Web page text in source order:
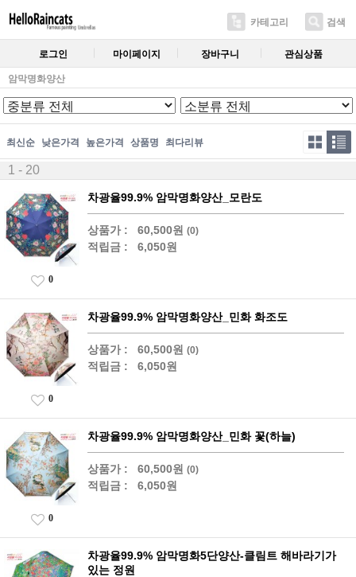
카테고리 검색
로그인 마이페이지 장바구니 관심상품
암막명화양산
최신순 낮은가격 높은가격 상품명 최다리뷰
1 - 20
차광율99.9% 암막명화양산_모란도
상품가 : 60,500원 (0)
적립금 : 6,050원
0
차광율99.9% 암막명화양산_민화 화조도
상품가 : 60,500원 (0)
적립금 : 6,050원
0
차광율99.9% 암막명화양산_민화 꽃(하늘)
상품가 : 60,500원 (0)
적립금 : 6,050원
0
차광율99.9% 암막명화5단양산-클림트 해바라기가
있는 정원